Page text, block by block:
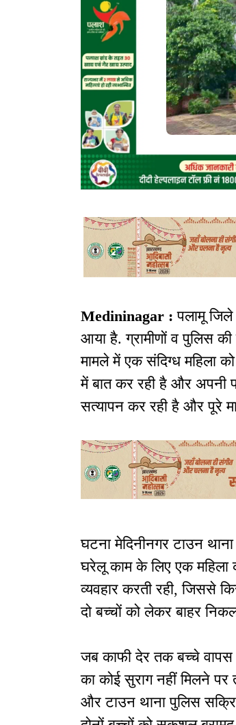
Medininagar :पलामू जिले
आया है. ग्रामीणों व पुलिस
मामले में एक संदिग्ध महिला
में बात कर रही है और अपनी
सत्यापन कर रही है और पूरे
घटना मेदिनीनगर टाउन
घरेलू काम के लिए एक महिला
व्यवहार करती रही, जिससे
दो बच्चों को लेकर बाहर
जब काफी देर तक बच्चे वापस
का कोई सुराग नहीं मिलने
और टाउन थाना पुलिस